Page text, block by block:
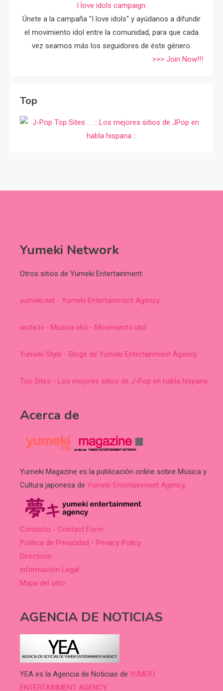
I love idols campaign.
Únete a la campaña "I love idols" y ayúdanos a difundir
el movimiento idol entre la comunidad, para que cada
vez seamos más los seguidores de éste género.
>>> Join Now!!!
Top
Yumeki Network
Otros sitios de Yumeki Entertainment:
yumeki.net - Yumeki Entertainment Agency
wota.tv - Música idol - Movimiento idol
Yumeki Style - Blogs de Yumeki Entertainment Agency
Top Sites - Los mejores sitios de J-Pop en habla hispana
Acerca de
Yumeki Magazine es la publicación online sobre Música y
Cultura japonesa de Yumeki Entertainment Agency.
Contacto - Contact Form
Política de Privacidad - Privacy Policy
Directorio
información Legal
Mapa del sitio
AGENCIA DE NOTICIAS
YEA es la Agencia de Noticias de YUMEKI
ENTERTAINMENT AGENCY.